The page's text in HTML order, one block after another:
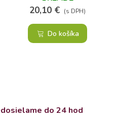
20,10 € (s DPH)
Do košíka
do 24 hod